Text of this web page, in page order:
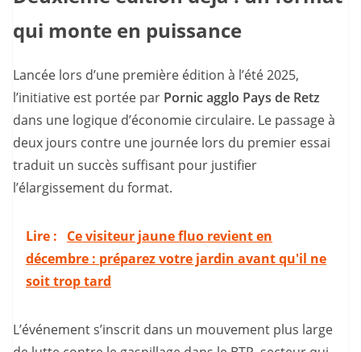
qui monte en puissance
Lancée lors d’une première édition à l’été 2025,
l’initiative est portée par Pornic agglo Pays de Retz
dans une logique d’économie circulaire. Le passage à
deux jours contre une journée lors du premier essai
traduit un succès suffisant pour justifier
l’élargissement du format.
Lire :
Ce visiteur jaune fluo revient en
décembre : préparez votre jardin avant qu'il ne
soit trop tard
L’événement s’inscrit dans un mouvement plus large